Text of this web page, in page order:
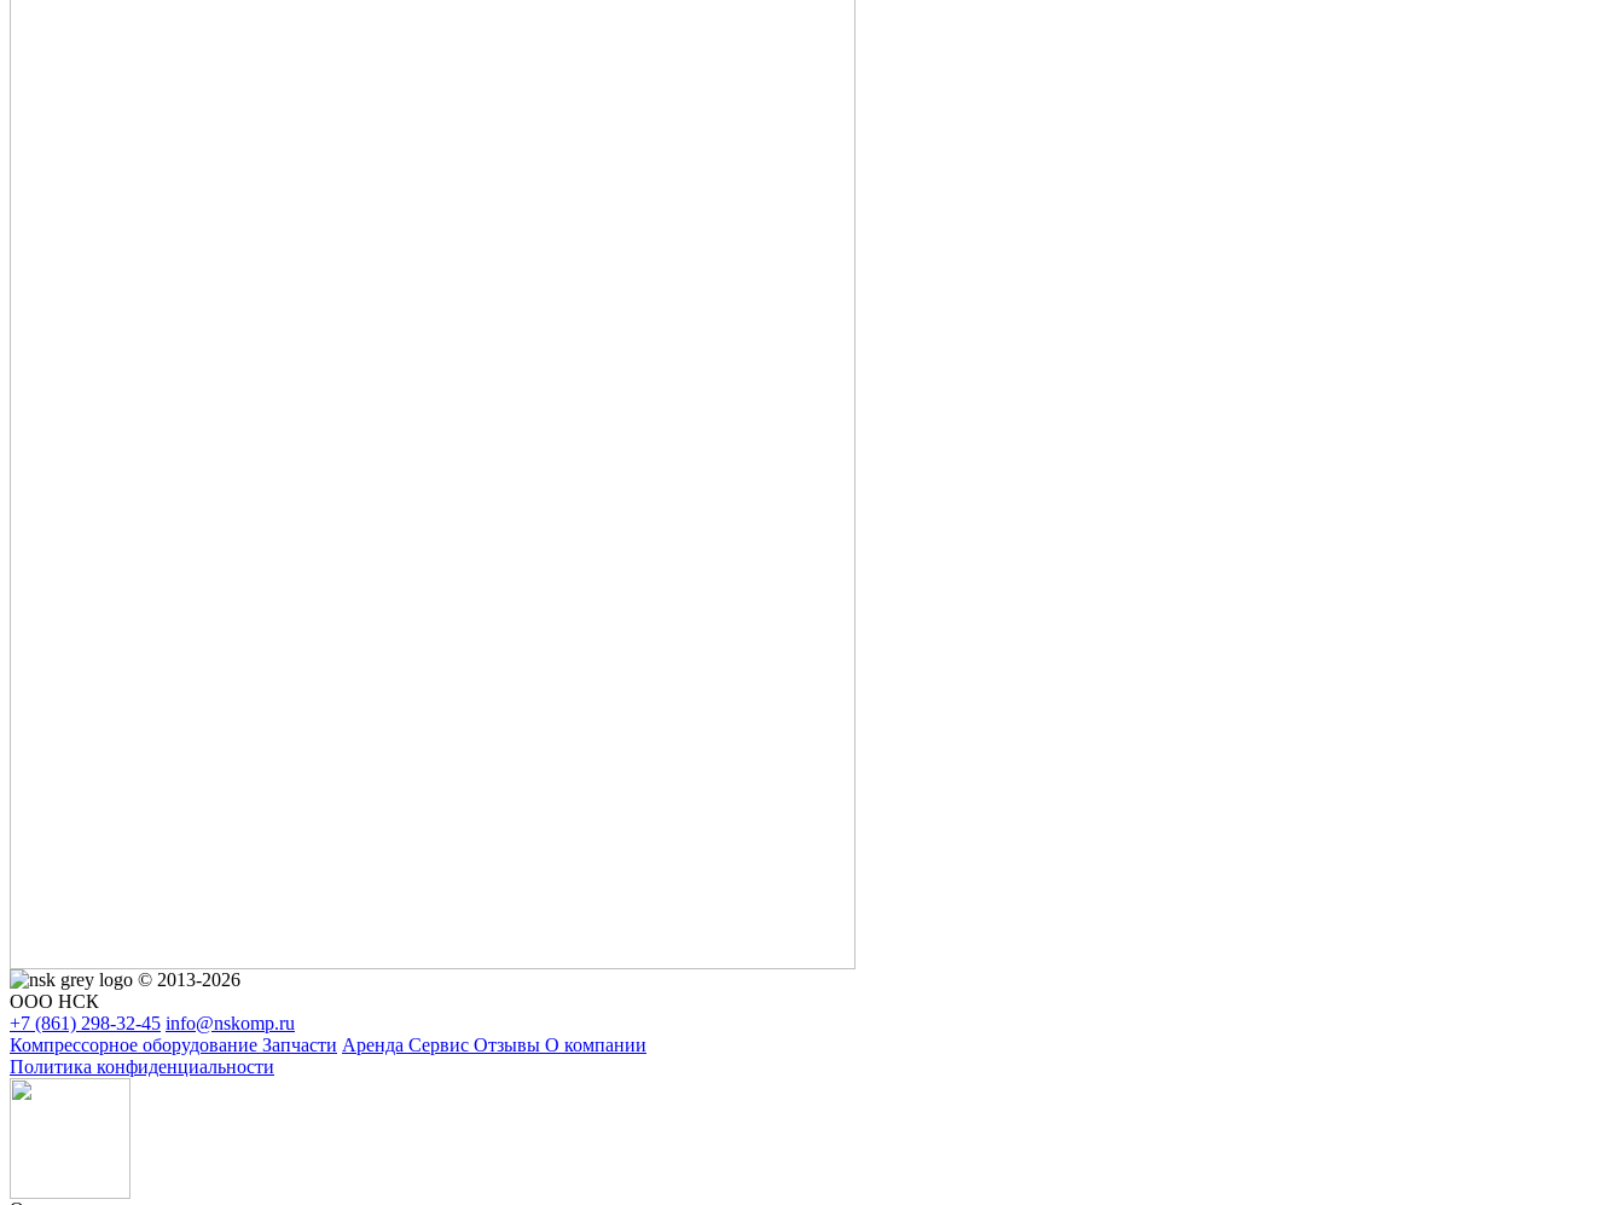
© 2013-2026
ООО НСК
+7 (861) 298-32-45 info@nskomp.ru
Компрессорное оборудование Запчасти Аренда Сервис Отзывы О компании
Политика конфиденциальности